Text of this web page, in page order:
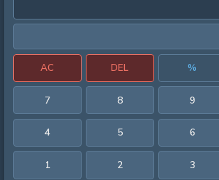
AC DEL %
7 8 9
4 5 6
1 2 3